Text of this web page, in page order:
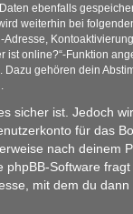
ebenfalls
weiterhin bei
online?“-Funktion
gehören dein
sicher ist. Jedoch
für das
nach deinem
Software
mit dem du